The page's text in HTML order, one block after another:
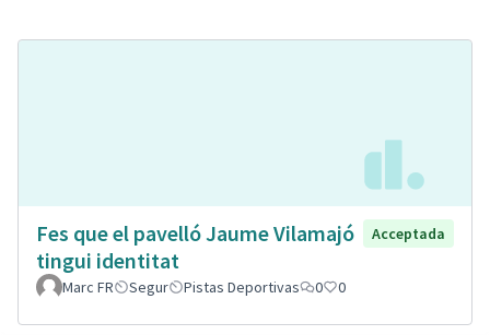
Fes que el pavelló Jaume Vilamajó
tingui identitat
Acceptada
Marc FR Segur Pistas Deportivas 0 0